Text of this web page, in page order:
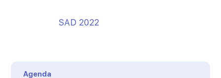
SAD 2022
Agenda